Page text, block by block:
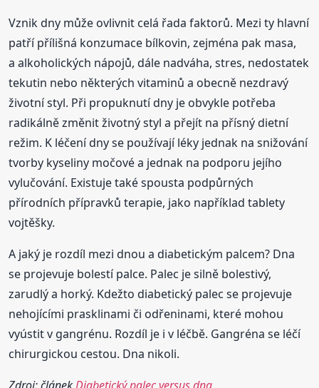
Vznik dny může ovlivnit celá řada faktorů. Mezi ty hlavní
patří přílišná konzumace bílkovin, zejména pak masa,
a alkoholických nápojů, dále nadváha, stres, nedostatek
tekutin nebo některých vitaminů a obecně nezdravý
životní styl. Při propuknutí dny je obvykle potřeba
radikálně změnit životný styl a přejít na přísný dietní
režim. K léčení dny se používají léky jednak na snižování
tvorby kyseliny močové a jednak na podporu jejího
vylučování. Existuje také spousta podpůrných
přírodních přípravků terapie, jako například tablety
vojtěšky.
A jaký je rozdíl mezi dnou a diabetickým palcem? Dna
se projevuje bolestí palce. Palec je silně bolestivý,
zarudlý a horký. Kdežto diabetický palec se projevuje
nehojícími prasklinami či odřeninami, které mohou
vyústit v gangrénu. Rozdíl je i v léčbě. Gangréna se léčí
chirurgickou cestou. Dna nikoli.